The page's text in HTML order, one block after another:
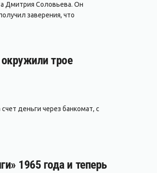
Дмитрия Соловьева. Он
заверения, что
трое
деньги через банкомат, с
1965 года и теперь